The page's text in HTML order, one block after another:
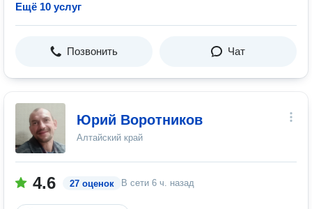
Ещё 10 услуг
Позвонить Чат
Юрий Воротников
Алтайский край
4.6 27 оценок В сети 6 ч. назад